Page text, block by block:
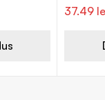
37.49